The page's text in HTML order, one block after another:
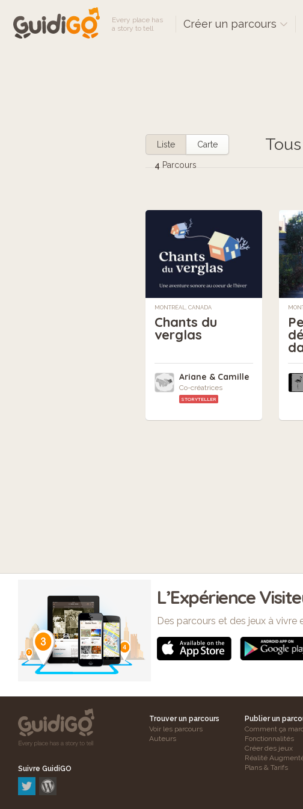
Every place has
a story to tell
Créer un parcours
Liste Carte
4 Parcours
MONTRÉAL, CANADA
Chants du
verglas
Ariane & Camille
Co-créatrices
STORYTELLER
L’Expérience
Des parcours et des jeux à vivre
Suivre GuidiGO
Trouver un parcours
Voir les parcours
Auteurs
Publier un
Comment ça
Fonctionnalités
Créer des jeux
Réalité
Plans & Tarifs